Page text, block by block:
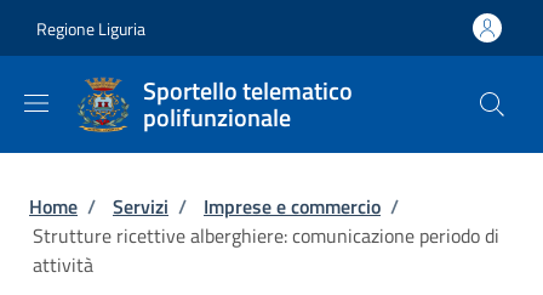
Regione Liguria
Sportello telematico
polifunzionale
Briciole di pane
Home / Servizi / Imprese e commercio /
Strutture ricettive alberghiere: comunicazione periodo di
attività